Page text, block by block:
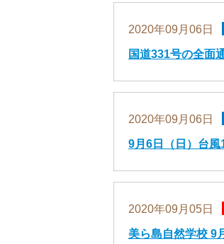
2020年09月06日
国道331号の全面
2020年09月06日
9月6日（日）台
2020年09月05日
美ら島自然学校 9